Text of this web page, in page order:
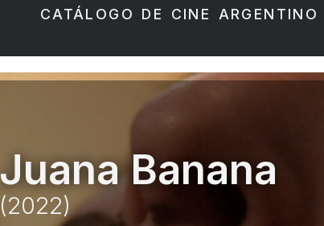
CATÁLOGO DE CINE ARGENTINO
Juana Banana
(2022)